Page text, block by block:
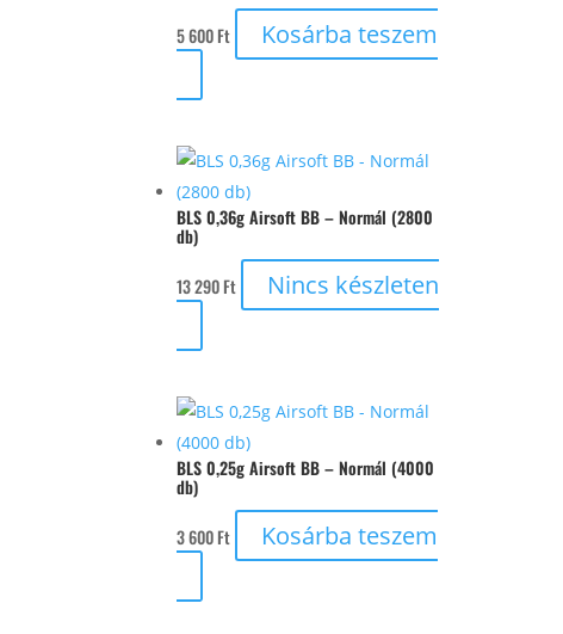
5 600Ft Kosárba teszem
BLS 0,36g Airsoft BB – Normál (2800
db)
13 290Ft Nincs készleten
BLS 0,25g Airsoft BB – Normál (4000
db)
3 600Ft Kosárba teszem